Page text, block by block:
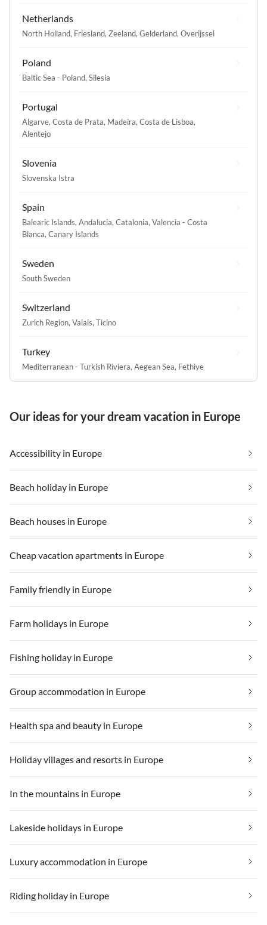
Netherlands
North Holland, Friesland, Zeeland, Gelderland, Overijssel
Poland
Baltic Sea - Poland, Silesia
Portugal
Algarve, Costa de Prata, Madeira, Costa de Lisboa,
Alentejo
Slovenia
Slovenska Istra
Spain
Balearic Islands, Andalucia, Catalonia, Valencia - Costa
Blanca, Canary Islands
Sweden
South Sweden
Switzerland
Zurich Region, Valais, Ticino
Turkey
Mediterranean - Turkish Riviera, Aegean Sea, Fethiye
Our ideas for your dream vacation in Europe
Accessibility in Europe
Beach holiday in Europe
Beach houses in Europe
Cheap vacation apartments in Europe
Family friendly in Europe
Farm holidays in Europe
Fishing holiday in Europe
Group accommodation in Europe
Health spa and beauty in Europe
Holiday villages and resorts in Europe
In the mountains in Europe
Lakeside holidays in Europe
Luxury accommodation in Europe
Riding holiday in Europe